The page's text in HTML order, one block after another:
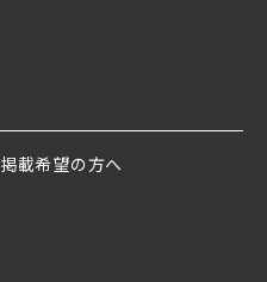
掲載希望の方へ